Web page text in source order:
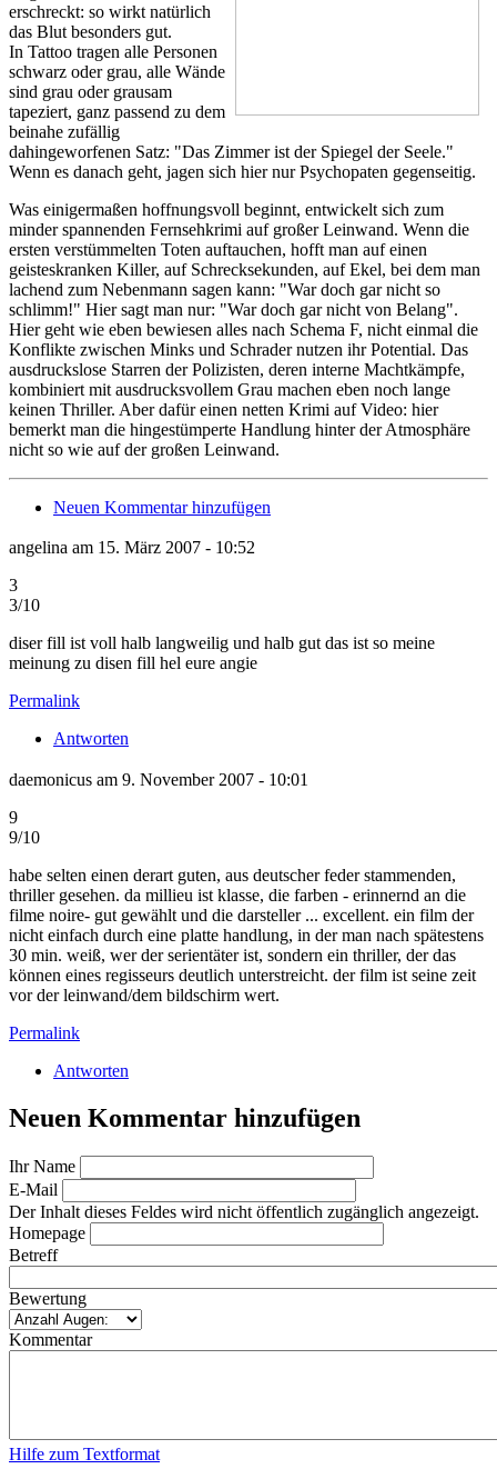
erschreckt: so wirkt natürlich
das Blut besonders gut.
In Tattoo tragen alle Personen
schwarz oder grau, alle Wände
sind grau oder grausam
tapeziert, ganz passend zu dem
beinahe zufällig
dahingeworfenen Satz: "Das Zimmer ist der Spiegel der Seele."
Wenn es danach geht, jagen sich hier nur Psychopaten gegenseitig.
Was einigermaßen hoffnungsvoll beginnt, entwickelt sich zum
minder spannenden Fernsehkrimi auf großer Leinwand. Wenn die
ersten verstümmelten Toten auftauchen, hofft man auf einen
geisteskranken Killer, auf Schrecksekunden, auf Ekel, bei dem man
lachend zum Nebenmann sagen kann: "War doch gar nicht so
schlimm!" Hier sagt man nur: "War doch gar nicht von Belang".
Hier geht wie eben bewiesen alles nach Schema F, nicht einmal die
Konflikte zwischen Minks und Schrader nutzen ihr Potential. Das
ausdruckslose Starren der Polizisten, deren interne Machtkämpfe,
kombiniert mit ausdrucksvollem Grau machen eben noch lange
keinen Thriller. Aber dafür einen netten Krimi auf Video: hier
bemerkt man die hingestümperte Handlung hinter der Atmosphäre
nicht so wie auf der großen Leinwand.
Neuen Kommentar hinzufügen
angelina am 15. März 2007 - 10:52
3
3/10
diser fill ist voll halb langweilig und halb gut das ist so meine
meinung zu disen fill hel eure angie
Permalink
Antworten
daemonicus am 9. November 2007 - 10:01
9
9/10
habe selten einen derart guten, aus deutscher feder stammenden,
thriller gesehen. da millieu ist klasse, die farben - erinnernd an die
filme noire- gut gewählt und die darsteller ... excellent. ein film der
nicht einfach durch eine platte handlung, in der man nach spätestens
30 min. weiß, wer der serientäter ist, sondern ein thriller, der das
können eines regisseurs deutlich unterstreicht. der film ist seine zeit
vor der leinwand/dem bildschirm wert.
Permalink
Antworten
Neuen Kommentar hinzufügen
Ihr Name
E-Mail
Der Inhalt dieses Feldes wird nicht öffentlich zugänglich angezeigt.
Homepage
Betreff
Bewertung
Kommentar
Hilfe zum Textformat